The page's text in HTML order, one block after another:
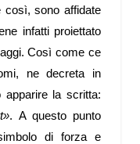
così, sono affidate
infatti proiettato
Così come ce
ne decreta in
apparire la scritta:
. A questo punto
di forza e